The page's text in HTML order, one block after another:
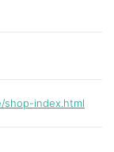
shop-index.html